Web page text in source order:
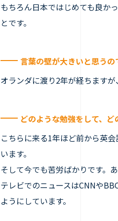
もちろん日本ではじめても良か
とです。
言葉の壁が大きいと思う
オランダに渡り2年が経ちます
どのような勉強をして、
こちらに来る1年ほど前から英
います。
そして今でも苦労ばかりです。
テレビでのニュースはCNNや
ようにしています。